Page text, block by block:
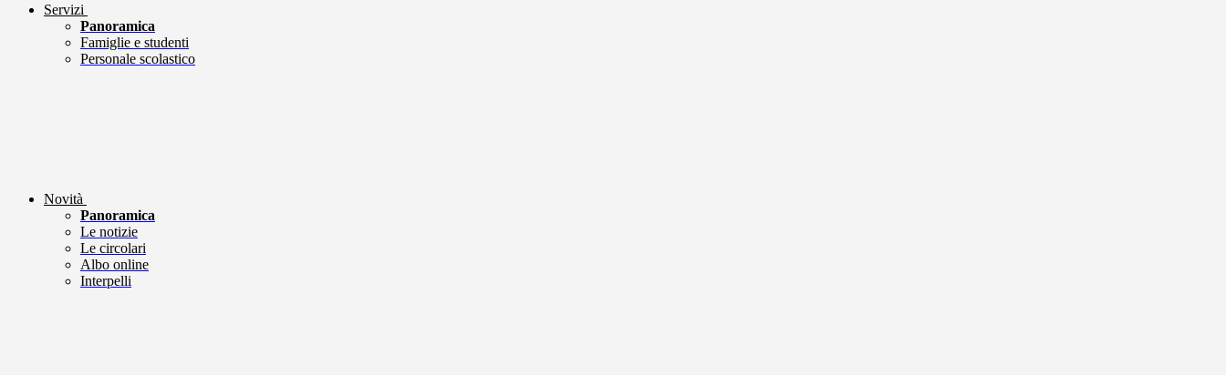
Servizi
Panoramica
Famiglie e studenti
Personale scolastico
Novità
Panoramica
Le notizie
Le circolari
Albo online
Interpelli